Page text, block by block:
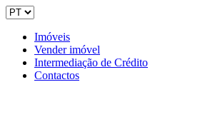
Imóveis
Vender imóvel
Intermediação de Crédito
Contactos